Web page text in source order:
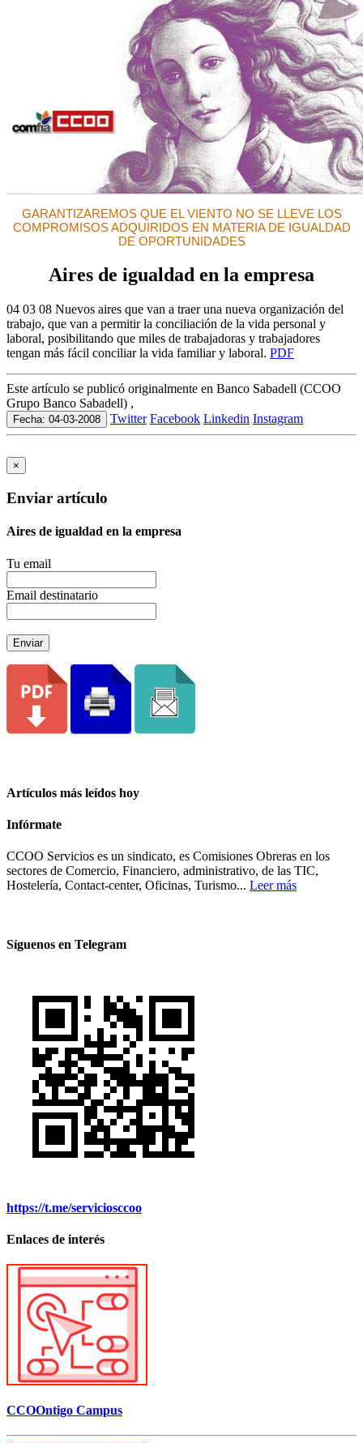
GARANTIZAREMOS QUE EL VIENTO NO SE LLEVE LOS
COMPROMISOS ADQUIRIDOS EN MATERIA DE IGUALDAD
DE OPORTUNIDADES
Aires de igualdad en la empresa
04 03 08 Nuevos aires que van a traer una nueva organización del
trabajo, que van a permitir la conciliación de la vida personal y
laboral, posibilitando que miles de trabajadoras y trabajadores
tengan más fácil conciliar la vida familiar y laboral. PDF
Este artículo se publicó originalmente en Banco Sabadell (CCOO
Grupo Banco Sabadell) ,
Fecha: 04-03-2008 Twitter Facebook Linkedin Instagram
×
Enviar artículo
Aires de igualdad en la empresa
Tu email
Email destinatario
Enviar
Artículos más leídos hoy
Infórmate
CCOO Servicios es un sindicato, es Comisiones Obreras en los
sectores de Comercio, Financiero, administrativo, de las TIC,
Hostelería, Contact-center, Oficinas, Turismo... Leer más
Síguenos en Telegram
https://t.me/serviciosccoo
Enlaces de interés
CCOOntigo Campus